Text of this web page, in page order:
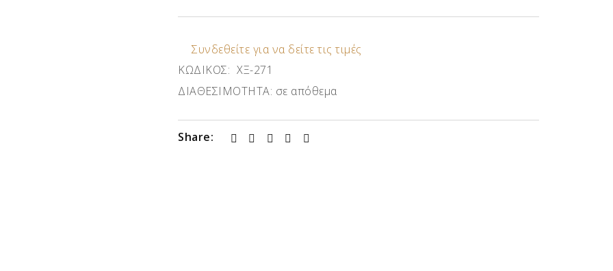
Συνδεθείτε για να δείτε τις τιμές
ΚΩΔΙΚΟΣ: ΧΞ-271
ΔΙΑΘΕΣΙΜΟΤΗΤΑ: σε απόθεμα
Share: